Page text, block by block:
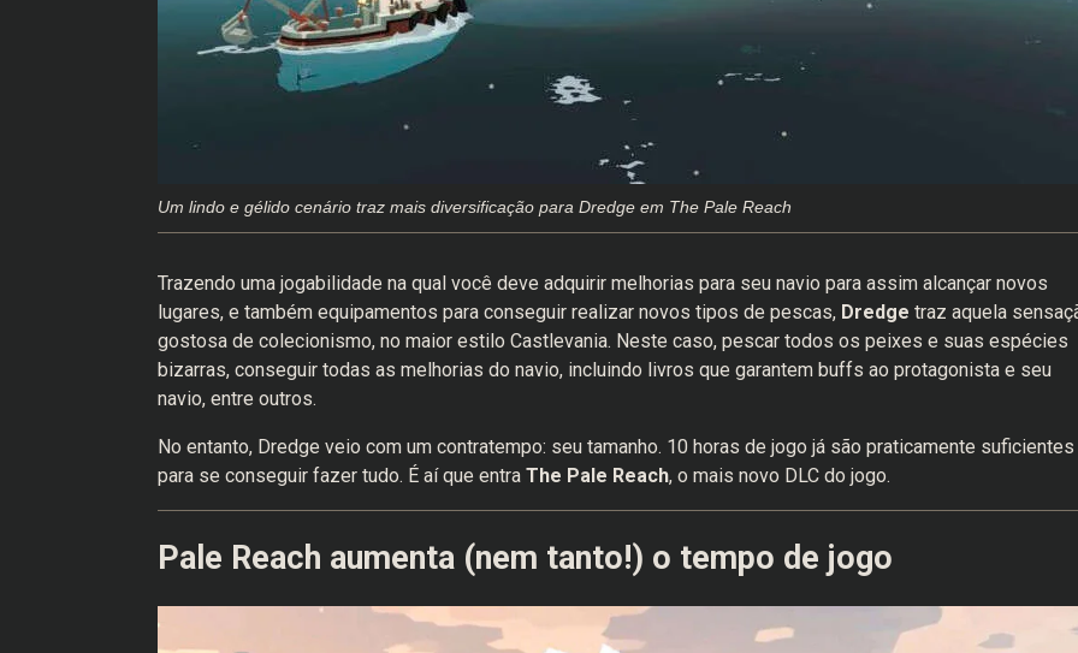
Um lindo e gélido cenário traz mais diversificação para Dredge em The Pale Reach
Trazendo uma jogabilidade na qual você deve adquirir melhorias para seu navio para assim alcançar novos
lugares, e também equipamentos para conseguir realizar novos tipos de pescas, Dredge traz aquela
gostosa de colecionismo, no maior estilo Castlevania. Neste caso, pescar todos os peixes e suas espécies
bizarras, conseguir todas as melhorias do navio, incluindo livros que garantem buffs ao protagonista e seu
navio, entre outros.
No entanto, Dredge veio com um contratempo: seu tamanho. 10 horas de jogo já são praticamente suficientes
para se conseguir fazer tudo. É aí que entra The Pale Reach, o mais novo DLC do jogo.
Pale Reach aumenta (nem tanto!) o tempo de jogo